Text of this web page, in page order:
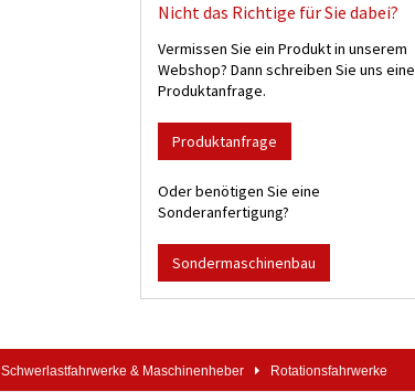
Nicht das Richtige für Sie dabei?
Vermissen Sie ein Produkt in unserem
Webshop? Dann schreiben Sie uns eine
Produktanfrage.
Produktanfrage
Oder benötigen Sie eine
Sonderanfertigung?
Sondermaschinenbau
Schwerlastfahrwerke & Maschinenheber Rotationsfahrwerke